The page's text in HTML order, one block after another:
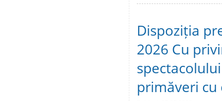
Dispoziția
2026 Cu
spectacolului
primăveri cu